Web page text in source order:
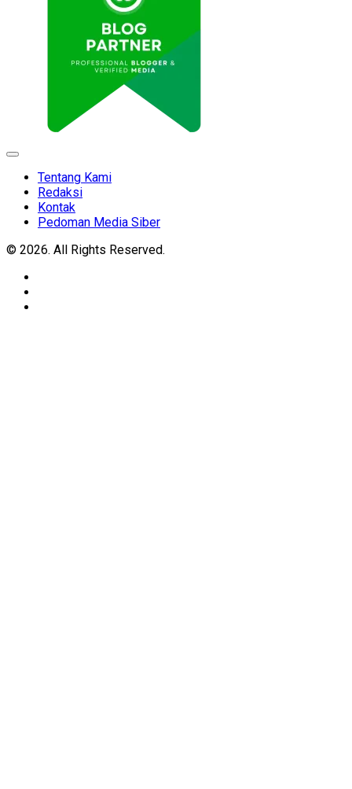
Expand
Tentang Kami
Redaksi
Kontak
Pedoman Media Siber
© 2026. All Rights Reserved.